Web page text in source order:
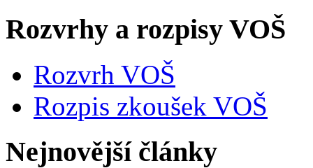
Rozvrhy a rozpisy VOŠ
Rozvrh VOŠ
Rozpis zkoušek VOŠ
Nejnovější články